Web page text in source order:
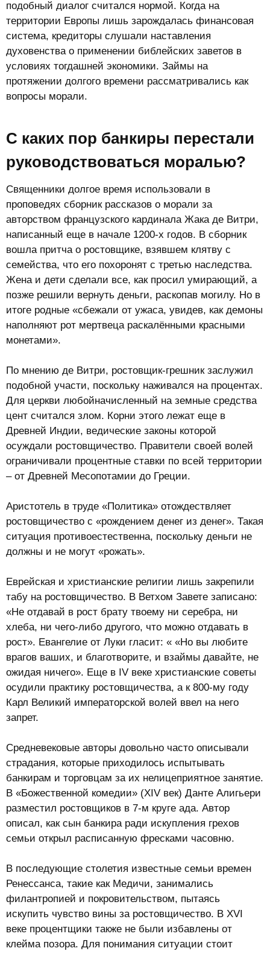
подобный диалог считался нормой. Когда на
территории Европы лишь зарождалась финансовая
система, кредиторы слушали наставления
духовенства о применении библейских заветов в
условиях тогдашней экономики. Займы на
протяжении долгого времени рассматривались как
вопросы морали.
С каких пор банкиры перестали
руководствоваться моралью?​
Священники долгое время использовали в
проповедях сборник рассказов о морали за
авторством французского кардинала Жака де Витри,
написанный еще в начале 1200-х годов. В сборник
вошла притча о ростовщике, взявшем клятву с
семейства, что его похоронят с третью наследства.
Жена и дети сделали все, как просил умирающий, а
позже решили вернуть деньги, раскопав могилу. Но в
итоге родные «сбежали от ужаса, увидев, как демоны
наполняют рот мертвеца раскалёнными красными
монетами».
По мнению де Витри, ростовщик-грешник заслужил
подобной участи, поскольку наживался на процентах.
Для церкви любойначисленный на земные средства
цент считался злом. Корни этого лежат еще в
Древней Индии, ведические законы которой
осуждали ростовщичество. Правители своей волей
ограничивали процентные ставки по всей территории
– от Древней Месопотамии до Греции.
Аристотель в труде «Политика» отождествляет
ростовщичество с «рождением денег из денег». Такая
ситуация противоестественна, поскольку деньги не
должны и не могут «рожать».
Еврейская и христианские религии лишь закрепили
табу на ростовщичество. В Ветхом Завете записано:
«Не отдавай в рост брату твоему ни серебра, ни
хлеба, ни чего-либо другого, что можно отдавать в
рост». Евангелие от Луки гласит: « «Но вы любите
врагов ваших, и благотворите, и взаймы давайте, не
ожидая ничего». Еще в IV веке христианские советы
осудили практику ростовщичества, а к 800-му году
Карл Великий императорской волей ввел на него
запрет.
Средневековые авторы довольно часто описывали
страдания, которые приходилось испытывать
банкирам и торговцам за их нелицеприятное занятие.
В «Божественной комедии» (XIV век) Данте Алигьери
разместил ростовщиков в 7-м круге ада. Автор
описал, как сын банкира ради искупления грехов
семьи открыл расписанную фресками часовню.
В последующие столетия известные семьи времен
Ренессанса, такие как Медичи, занимались
филантропией и покровительством, пытаясь
искупить чувство вины за ростовщичество. В XVI
веке процентщики также не были избавлены от
клейма позора. Для понимания ситуации стоит